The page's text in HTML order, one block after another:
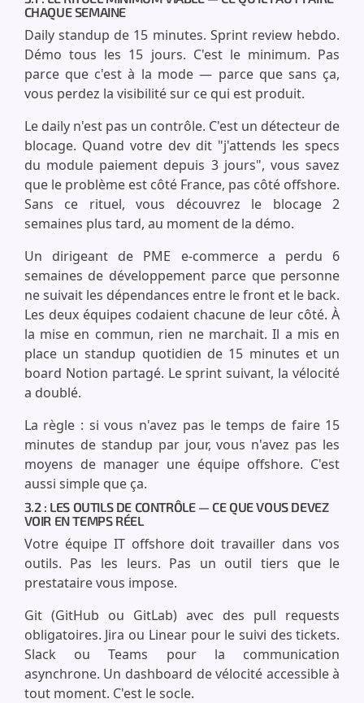
CHAQUE SEMAINE
Daily standup de 15 minutes. Sprint review hebdo.
Démo tous les 15 jours. C'est le minimum. Pas
parce que c'est à la mode — parce que sans ça,
vous perdez la visibilité sur ce qui est produit.
Le daily n'est pas un contrôle. C'est un détecteur de
blocage. Quand votre dev dit "j'attends les specs
du module paiement depuis 3 jours", vous savez
que le problème est côté France, pas côté offshore.
Sans ce rituel, vous découvrez le blocage 2
semaines plus tard, au moment de la démo.
Un dirigeant de PME e-commerce a perdu 6
semaines de développement parce que personne
ne suivait les dépendances entre le front et le back.
Les deux équipes codaient chacune de leur côté. À
la mise en commun, rien ne marchait. Il a mis en
place un standup quotidien de 15 minutes et un
board Notion partagé. Le sprint suivant, la vélocité
a doublé.
La règle : si vous n'avez pas le temps de faire 15
minutes de standup par jour, vous n'avez pas les
moyens de manager une équipe offshore. C'est
aussi simple que ça.
3.2 : LES OUTILS DE CONTRÔLE — CE QUE VOUS DEVEZ
VOIR EN TEMPS RÉEL
Votre équipe IT offshore doit travailler dans vos
outils. Pas les leurs. Pas un outil tiers que le
prestataire vous impose.
Git (GitHub ou GitLab) avec des pull requests
obligatoires. Jira ou Linear pour le suivi des tickets.
Slack ou Teams pour la communication
asynchrone. Un dashboard de vélocité accessible à
tout moment. C'est le socle.